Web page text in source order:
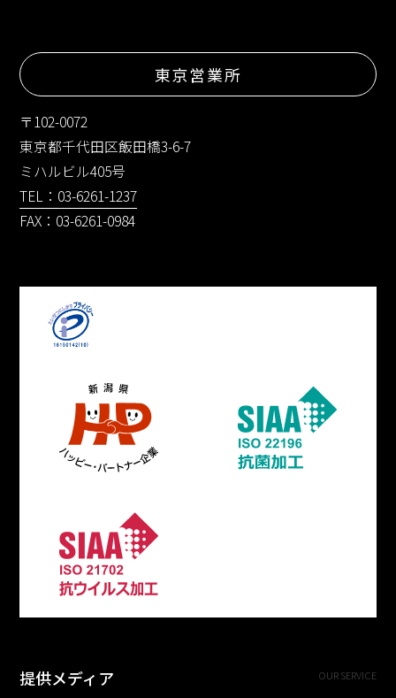
東京営業所
〒102-0072
東京都千代田区飯田橋3-6-7
ミハルビル405号
TEL：03-6261-1237
FAX：03-6261-0984
提供メディア OUR SERVICE